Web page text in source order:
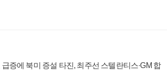
증에 북미 증설 타진, 최주선 스텔란티스·GM 합